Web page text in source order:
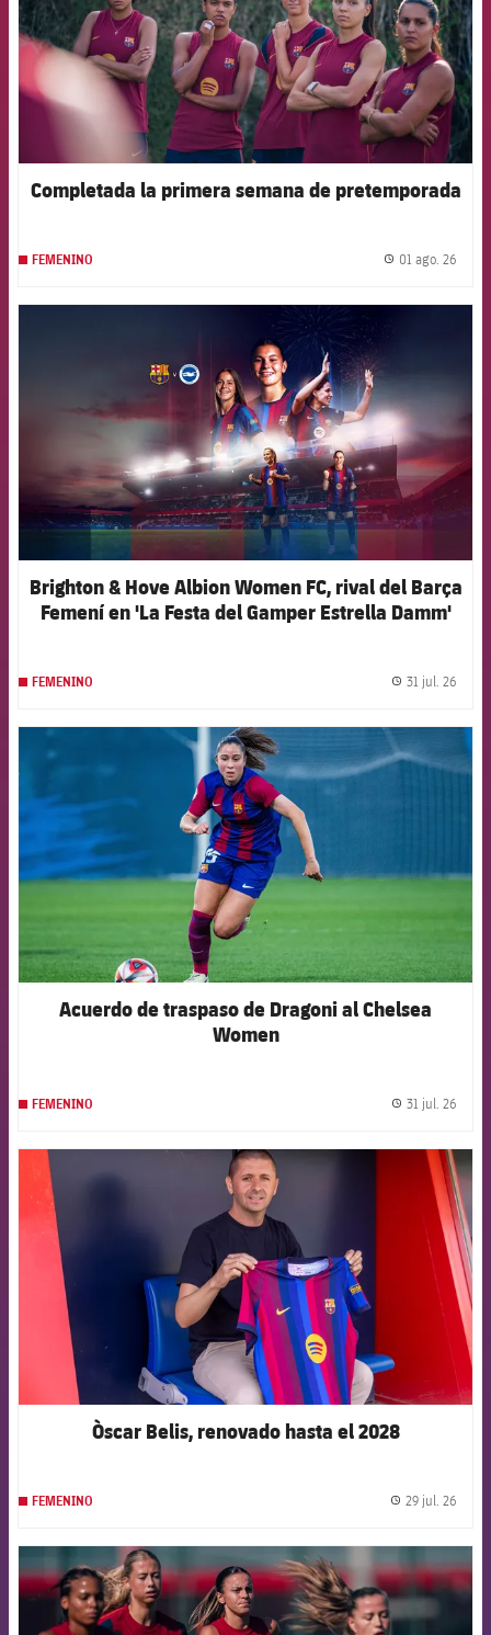
Completada la primera semana de pretemporada
FEMENINO 01 ago. 26
FCB Barcelona badge
Brighton & Hove Albion Women FC, rival del Barça
Femení en 'La Festa del Gamper Estrella Damm'
FEMENINO 31 jul. 26
FCB Barcelona badge
Acuerdo de traspaso de Dragoni al Chelsea
Women
FEMENINO 31 jul. 26
FCB Barcelona badge
Òscar Belis, renovado hasta el 2028
FEMENINO 29 jul. 26
FCB Barcelona badge